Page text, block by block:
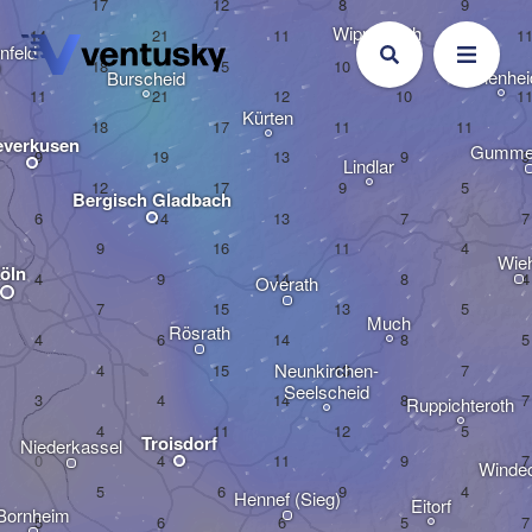
Bergisch Gladbach
Troisdorf
Hennef (Sieg)
Niederkassel
Rösrath
Overath
Wipperfürth
Lindlar
Kürten
Neunkirchen-
Seelscheid
Eitorf
Burscheid
Much
Ruppichteroth